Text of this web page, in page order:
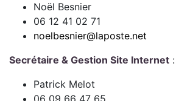
Noël Besnier
06 12 41 02 71
noelbesnier@laposte.net
Secrétaire & Gestion Site Internet :
Patrick Melot
06 09 66 47 65